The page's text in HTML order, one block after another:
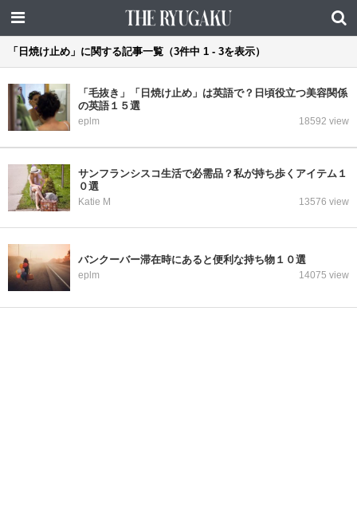
「日焼け止め」に関する記事一覧（3件中 1 - 3を表示）
「毛抜き」「日焼け止め」は英語で？日頃役立つ美容関係
の英語１５選
eplm 18592 view
サンフランシスコ生活で必需品？私が持ち歩くアイテム１
０選
Katie M 13576 view
バンクーバー滞在時にあると便利な持ち物１０選
eplm 14075 view